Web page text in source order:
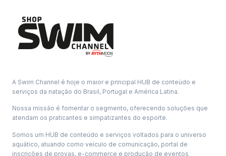
A Swim Channel é hoje o maior e principal HUB de conteúdo e
serviços da natação do Brasil, Portugal e América Latina.
Nossa missão é fomentar o segmento, oferecendo soluções que
atendam os praticantes e simpatizantes do esporte.
Somos um HUB de conteúdo e serviços voltados para o universo
aquático, atuando como veículo de comunicação, portal de
inscrições de provas, e-commerce e produção de eventos